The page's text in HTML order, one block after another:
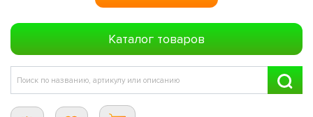
Каталог товаров